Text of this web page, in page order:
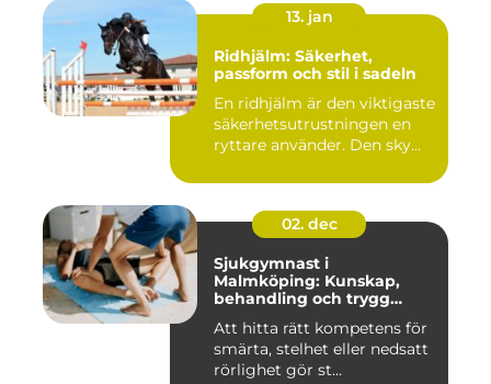
13. jan
Ridhjälm: Säkerhet,
passform och stil i sadeln
En ridhjälm är den viktigaste
säkerhetsutrustningen en
ryttare använder. Den sky...
02. dec
Sjukgymnast i
Malmköping: Kunskap,
behandling och trygg
Att hitta rätt kompetens för
smärta, stelhet eller nedsatt
rörlighet gör st...